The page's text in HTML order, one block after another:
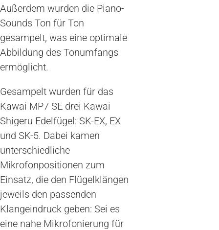
Außerdem wurden die Piano-
Sounds Ton für Ton
gesampelt, was eine optimale
Abbildung des Tonumfangs
ermöglicht.
Gesampelt wurden für das
Kawai MP7 SE drei Kawai
Shigeru Edelfügel: SK-EX, EX
und SK-5. Dabei kamen
unterschiedliche
Mikrofonpositionen zum
Einsatz, die den Flügelklängen
jeweils den passenden
Klangeindruck geben: Sei es
eine nahe Mikrofonierung für